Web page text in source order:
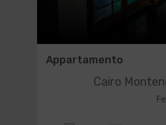
Appartamento
Cairo